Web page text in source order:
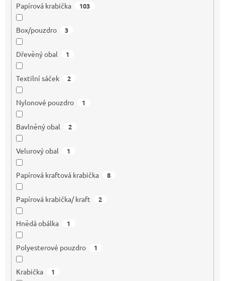
Papírová krabička 103
Box/pouzdro 3
Dřevěný obal 1
Textilní sáček 2
Nylonové pouzdro 1
Bavlněný obal 2
Velurový obal 1
Papírová kraftová krabička 8
Papírová krabička/ kraft 2
Hnědá obálka 1
Polyesterové pouzdro 1
Krabička 1